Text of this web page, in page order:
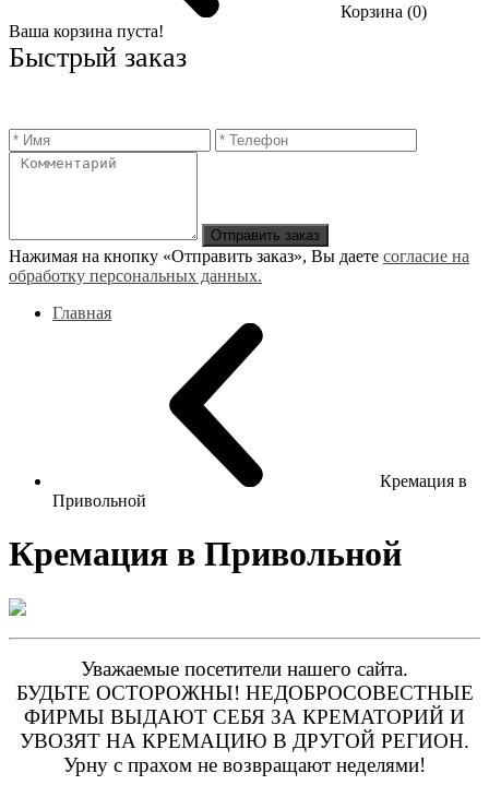
Корзина (0)
Ваша корзина пуста!
Быстрый заказ
Отправить заказ
Нажимая на кнопку «Отправить заказ», Вы даете согласие на
обработку персональных данных.
Главная
Кремация в
Привольной
Кремация в Привольной
Уважаемые посетители нашего сайта.
БУДЬТЕ ОСТОРОЖНЫ! НЕДОБРОСОВЕСТНЫЕ
ФИРМЫ ВЫДАЮТ СЕБЯ ЗА КРЕМАТОРИЙ И
УВОЗЯТ НА КРЕМАЦИЮ В ДРУГОЙ РЕГИОН.
Урну с прахом не возвращают неделями!